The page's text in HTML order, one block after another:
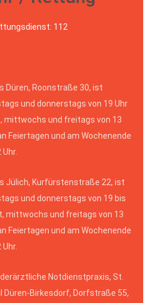
112
Düren, Roonstraße 30, ist
und donnerstags von 19 Uhr
mittwochs und freitags von 13
Feiertagen und am Wochenende
Jülich, Kurfürstenstraße 22, ist
und donnerstags von 19 bis
mittwochs und freitags von 13
Feiertagen und am Wochenende
Notdienstpraxis, St.
Düren-Birkesdorf, Dorfstraße 55,